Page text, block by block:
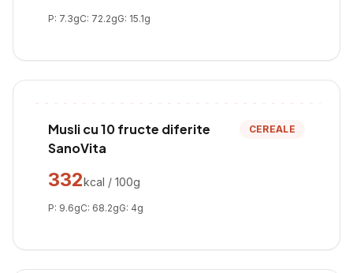
P: 7.3gC: 72.2gG: 15.1g
Musli cu 10 fructe diferite
SanoVita
CEREALE
332kcal / 100g
P: 9.6gC: 68.2gG: 4g